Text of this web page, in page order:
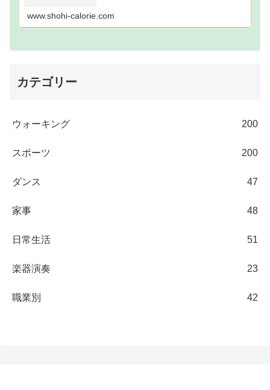
600歩700歩800歩900歩10…
www.shohi-calorie.com
カテゴリー
ウォーキング 200
スポーツ 200
ダンス 47
家事 48
日常生活 51
楽器演奏 23
職業別 42